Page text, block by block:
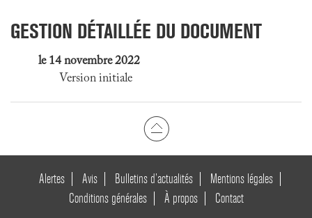
GESTION DÉTAILLÉE DU DOCUMENT
le 14 novembre 2022
Version initiale
Alertes Avis Bulletins d’actualités
Mentions légales
Conditions générales
À propos Contact